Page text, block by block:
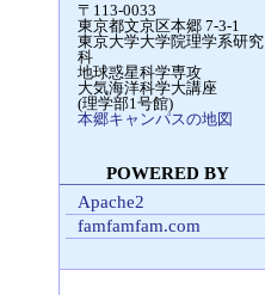
〒113-0033
東京都文京区本郷 7-3-1
東京大学大学院理学系研究
科
地球惑星科学専攻
大気海洋科学大講座
(理学部1号館)
本郷キャンパスの地図
POWERED BY
Apache2
famfamfam.com